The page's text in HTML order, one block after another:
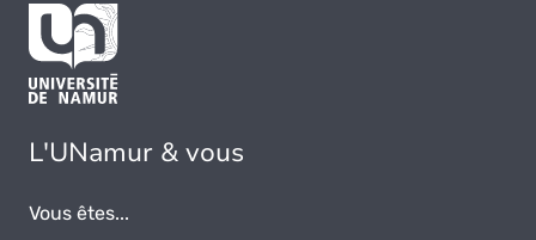
L'UNamur & vous
Vous êtes...